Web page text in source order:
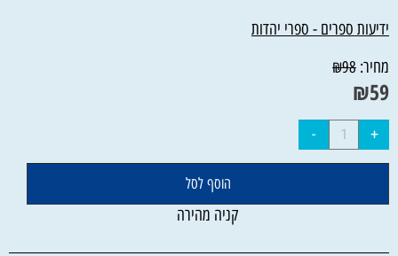
ידיעות ספרים - ספרי יהדות
מחיר:
₪98
₪59
הוסף לסל
קניה מהירה